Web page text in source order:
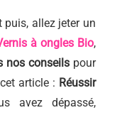
puis, allez jeter un
à ongles Bio,
nos conseilspour
article : Réussir
avez dépassé,